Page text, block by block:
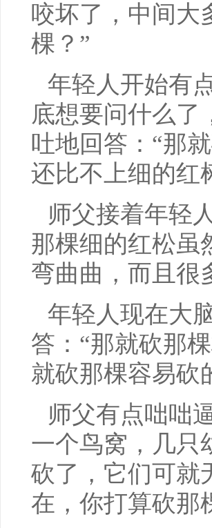
咬坏了，中间大
棵？”
年轻人开始有
底想要问什么了
吐地回答：“那
还比不上细的红
师父接着年轻
那棵细的红松虽
弯曲曲，而且很
年轻人现在大
答：“那就砍那
就砍那棵容易砍
师父有点咄咄
一个鸟窝，几只
砍了，它们可就
在，你打算砍那